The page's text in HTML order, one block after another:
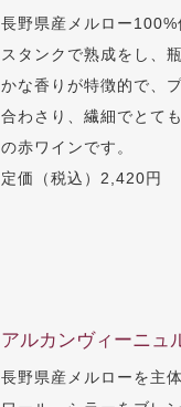
長野県産メルロー
スタンクで熟成をし、
かな香りが特徴的で、
合わさり、繊細でとて
の赤ワインです。
定価（税込）2,420円
アルカンヴィーニュ
長野県産メルローを主